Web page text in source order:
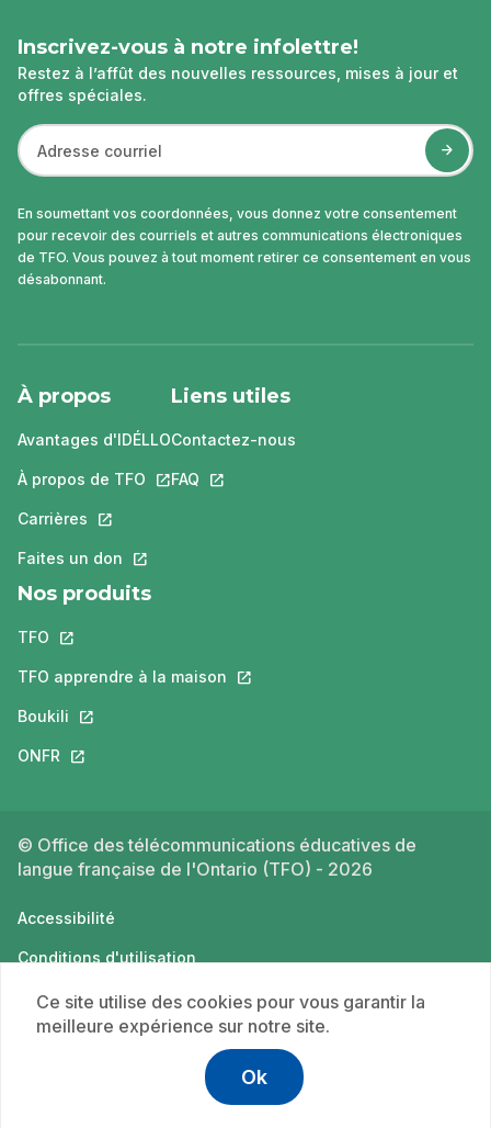
Inscrivez-vous à notre infolettre!
Restez à l’affût des nouvelles ressources, mises à jour et
offres spéciales.
En soumettant vos coordonnées, vous donnez votre consentement
pour recevoir des courriels et autres communications électroniques
de TFO. Vous pouvez à tout moment retirer ce consentement en vous
désabonnant.
À propos
Avantages d'IDÉLLO
À propos de TFO Ce lien s'ouvrira dans un nouvel onglet.
Carrières Ce lien s'ouvrira dans un nouvel onglet.
Faites un don Ce lien s'ouvrira dans un nouvel onglet.
Liens utiles
Contactez-nous
FAQ Ce lien s'ouvrira dans un nouvel
Nos produits
TFO Ce lien s'ouvrira dans un nouvel onglet.
TFO apprendre à la maison Ce lien s'ouvrira dans un nouvel
Boukili Ce lien s'ouvrira dans un nouvel onglet.
ONFR Ce lien s'ouvrira dans un nouvel onglet.
© Office des télécommunications éducatives de
langue française de l'Ontario (TFO) - 2026
Accessibilité
Conditions d'utilisation
Politique de confidentialité
Ce site utilise des cookies pour vous garantir la
meilleure expérience sur notre site.
Ok